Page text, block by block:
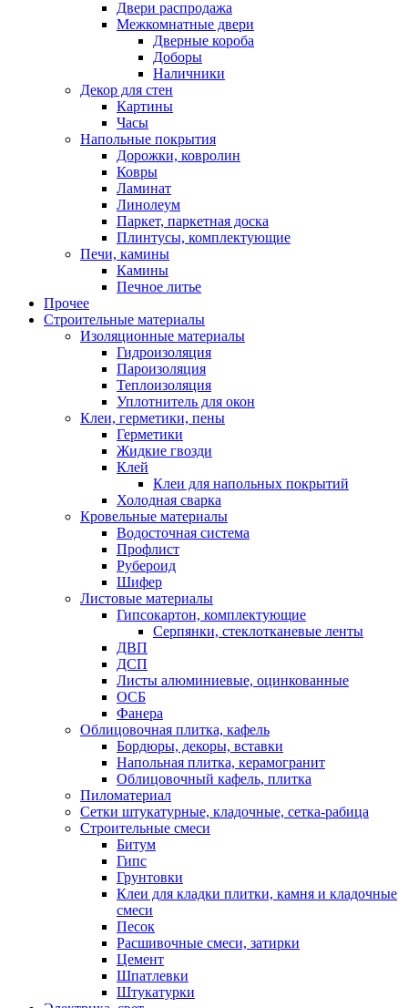
Двери распродажа
Межкомнатные двери
Дверные короба
Доборы
Наличники
Декор для стен
Картины
Часы
Напольные покрытия
Дорожки, ковролин
Ковры
Ламинат
Линолеум
Паркет, паркетная доска
Плинтусы, комплектующие
Печи, камины
Камины
Печное литье
Прочее
Строительные материалы
Изоляционные материалы
Гидроизоляция
Пароизоляция
Теплоизоляция
Уплотнитель для окон
Клеи, герметики, пены
Герметики
Жидкие гвозди
Клей
Клеи для напольных покрытий
Холодная сварка
Кровельные материалы
Водосточная система
Профлист
Рубероид
Шифер
Листовые материалы
Гипсокартон, комплектующие
Серпянки, стеклотканевые ленты
ДВП
ДСП
Листы алюминиевые, оцинкованные
ОСБ
Фанера
Облицовочная плитка, кафель
Бордюры, декоры, вставки
Напольная плитка, керамогранит
Облицовочный кафель, плитка
Пиломатериал
Сетки штукатурные, кладочные, сетка-рабица
Строительные смеси
Битум
Гипс
Грунтовки
Клеи для кладки плитки, камня и кладочные
смеси
Песок
Расшивочные смеси, затирки
Цемент
Шпатлевки
Штукатурки